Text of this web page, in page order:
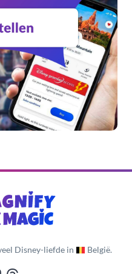
Disney-liefde in België.